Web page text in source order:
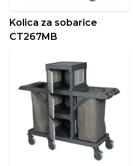
Kolica za sobarice
CT267MB